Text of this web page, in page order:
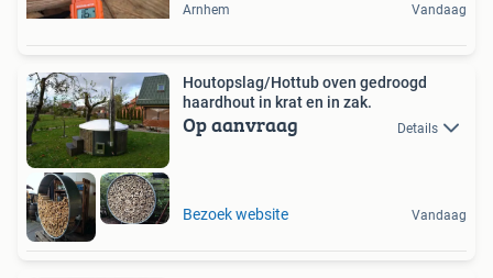
Arnhem
Vandaag
Houtopslag/Hottub oven gedroogd
haardhout in krat en in zak.
Op aanvraag Details
Bezoek website Vandaag